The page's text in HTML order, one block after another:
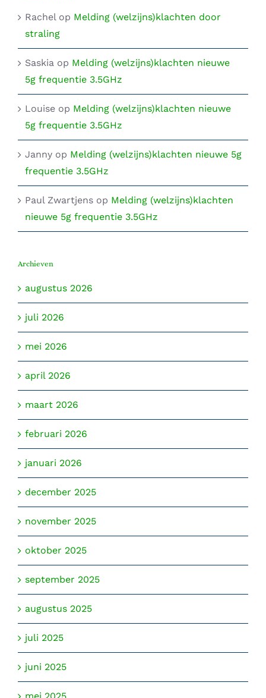
Rachelop Melding (welzijns)klachten door
straling
Saskia op Melding (welzijns)klachten nieuwe
5g frequentie 3.5GHz
Louise op Melding (welzijns)klachten nieuwe
5g frequentie 3.5GHz
Janny op Melding (welzijns)klachten nieuwe 5g
frequentie 3.5GHz
Paul Zwartjens op Melding (welzijns)klachten
nieuwe 5g frequentie 3.5GHz
Archieven
augustus 2026
juli 2026
mei 2026
april 2026
maart 2026
februari 2026
januari 2026
december 2025
november 2025
oktober 2025
september 2025
augustus 2025
juli 2025
juni 2025